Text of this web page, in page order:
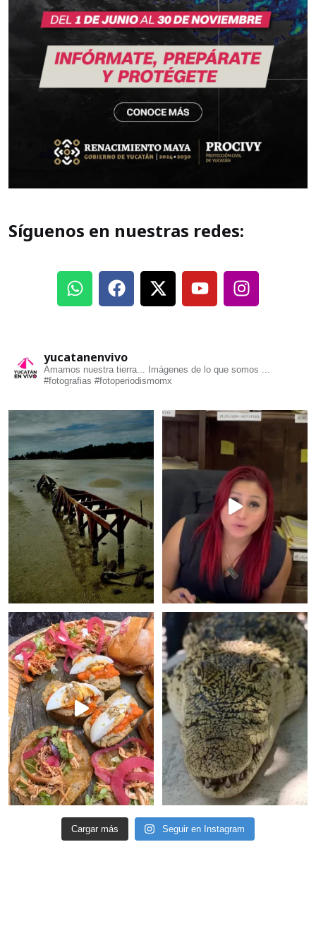
Síguenos en nuestras redes:
yucatanenvivo
Amamos nuestra tierra... Imágenes de lo que somos ...
#fotografias #fotoperiodismomx
Cargar más Seguir en Instagram